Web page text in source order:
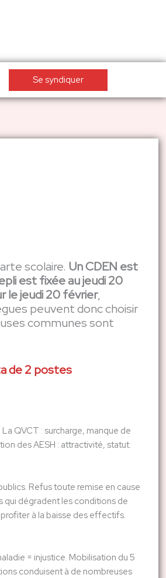
Se syndiquer
scolaire. Un CDEN est
est fixée au jeudi 20
le jeudi 20 février,
peuvent donc choisir
communes sont
de 2 postes
QVCT : surcharge, manque de
des AESH : attractivité, statut.
Refus toute remise en cause
qui dégradent les conditions de
à la baisse des effectifs.
= injustice. Mobilisation du 5
conduisent à de nombreuses